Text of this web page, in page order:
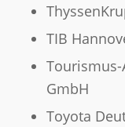
TIB
GmbH
Toyota